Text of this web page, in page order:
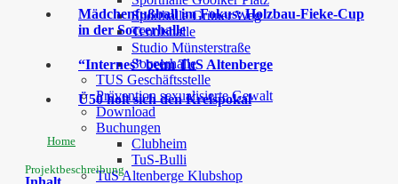
Sporthalle Grüner Weg
Tennishalle
Studio Münsterstraße
Soccerhalle
TUS Geschäftsstelle
Prävention sexualisierte Gewalt
Download
Buchungen
Clubheim
TuS-Bulli
TuS Altenberge Klubshop
Mädchenfußball im Fokus: Holzbau-Fieke-Cup
in der Soccerhalle
“Internes” beim TuS Altenberge
Ü50 holt sich den Kreispokal
Home
Projektbeschreibung